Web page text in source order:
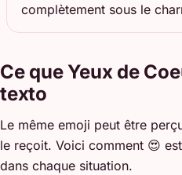
complètement sous le
Ce que Yeux de
texto
Le même emoji peut être
le reçoit. Voici comment 😍
dans chaque situation.